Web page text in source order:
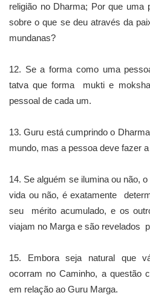
religião no Dharma; Por que uma
sobre o que se deu através da
mundanas?
12. Se a forma como uma
tatva que forma mukti e
pessoal de cada um.
13. Guru está cumprindo o
mundo, mas a pessoa deve fazer
14. Se alguém se ilumina ou não,
vida ou não, é exatamente
seu mérito acumulado, e os
viajam no Marga e são revelados
15. Embora seja natural que
ocorram no Caminho, a questão
em relação ao Guru Marga.